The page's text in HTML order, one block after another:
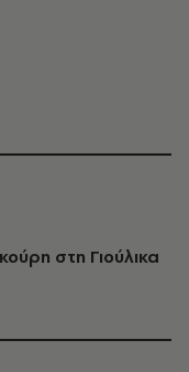
στη Γιούλικα